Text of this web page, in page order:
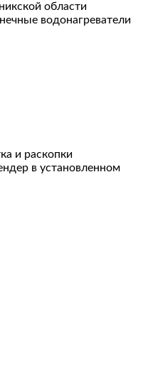
области
водонагреватели
и раскопки
в установленном